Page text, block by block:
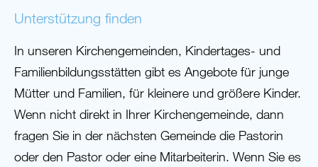
Unterstützung finden
In unseren Kirchengemeinden, Kindertages- und
Familienbildungsstätten gibt es Angebote für junge
Mütter und Familien, für kleinere und größere Kinder.
Wenn nicht direkt in Ihrer Kirchengemeinde, dann
fragen Sie in der nächsten Gemeinde die Pastorin
oder den Pastor oder eine Mitarbeiterin. Wenn Sie es